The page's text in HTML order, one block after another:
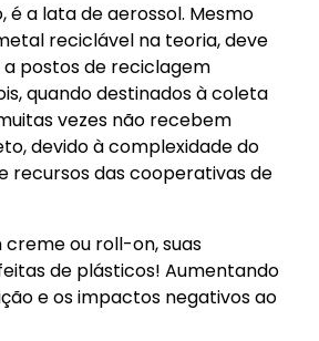
é a lata de aerossol. Mesmo
reciclável na teoria, deve
postos de reciclagem
quando destinados à coleta
vezes não recebem
devido à complexidade do
recursos das cooperativas de
ou roll-on, suas
de plásticos! Aumentando
e os impactos negativos ao